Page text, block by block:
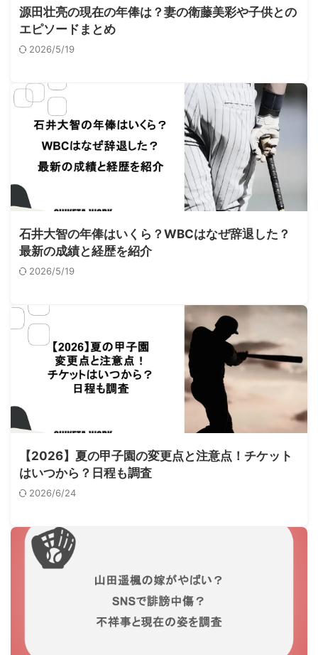
源田壮亮の現在の年俸は？妻の衛藤美彩や子供との
エピソードまとめ
2026/5/19
石井大智の年俸はいくら？WBCはなぜ辞退した？
最新の成績と経歴を紹介
2026/5/19
【2026】夏の甲子園の変更点と注意点！チケット
はいつから？日程も調査
2026/6/24